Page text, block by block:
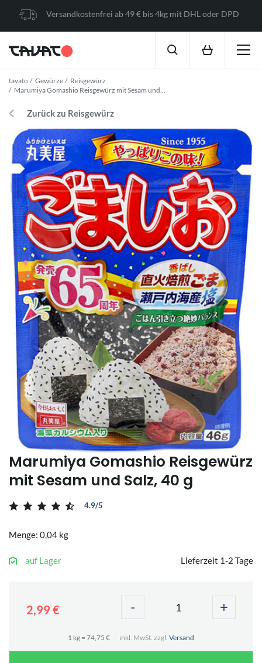
Versandkostenfrei ab 49 € bis 4kg mit DHL oder DPD
tavato Gewürze
Reisgewürz
Marumiya Gomashio Reisgewürz mit Sesam und...
Zurück zu Reisgewürz
Marumiya Gomashio Reisgewürz
mit Sesam und Salz, 40 g
4.9/5
Menge: 0,04 kg
auf Lager Lieferzeit 1-2 Tage
2,99 € - +
1 kg = 74,75 € inkl. MwSt. zzgl. Versand